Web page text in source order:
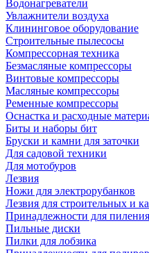
Водонагреватели
Увлажнители воздуха
Клининговое оборудование
Строительные пылесосы
Компрессорная техника
Безмасляные компрессоры
Винтовые компрессоры
Масляные компрессоры
Ременные компрессоры
Оснастка и расходные
Биты и наборы бит
Бруски и камни для заточки
Для садовой техники
Для мотобуров
Лезвия
Ножи для электрорубанков
Лезвия для строительных и
Принадлежности для пиления
Пильные диски
Пилки для лобзика